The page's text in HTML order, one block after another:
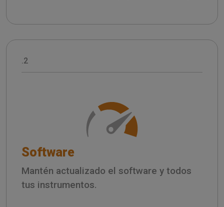
.2
Software
Mantén actualizado el software y todos
tus instrumentos.